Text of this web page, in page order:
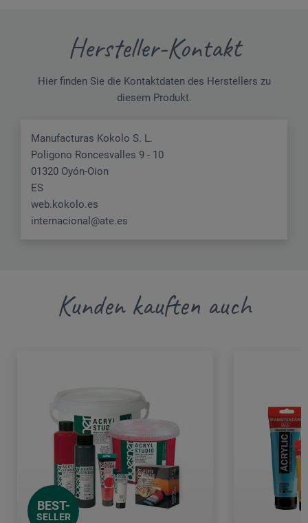
Hersteller-Kontakt
Hier finden Sie die Kontaktdaten des Herstellers zu
diesem Produkt.
Manufacturas Kokolo S. L.
Poligono Roncesvalles 9 - 10
01320 Oyón-Oion
ES
web.kokolo.es
internacional@ate.es
Kunden kauften auch
BEST-
SELLER